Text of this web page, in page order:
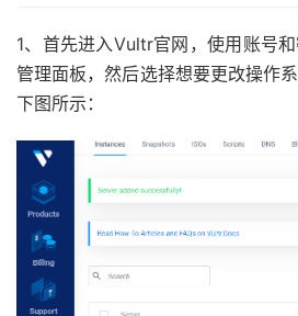
1、首先进入Vultr官网，使用账号
管理面板，然后选择想要更改操作
下图所示：